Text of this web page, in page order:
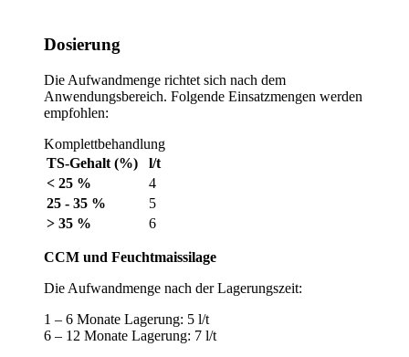
Dosierung
Die Aufwandmenge richtet sich nach dem
Anwendungsbereich. Folgende Einsatzmengen werden
empfohlen:
Komplettbehandlung
TS-Gehalt (%)
l/t
< 25 %
4
25 - 35 %
5
> 35 %
6
CCM und Feuchtmaissilage
Die Aufwandmenge nach der Lagerungszeit:
1 – 6 Monate Lagerung: 5 l/t
6 – 12 Monate Lagerung: 7 l/t